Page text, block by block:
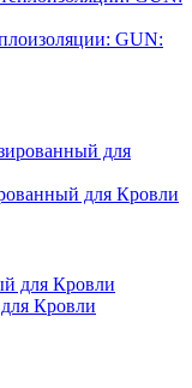
GUN:
для Кровли
Кровли